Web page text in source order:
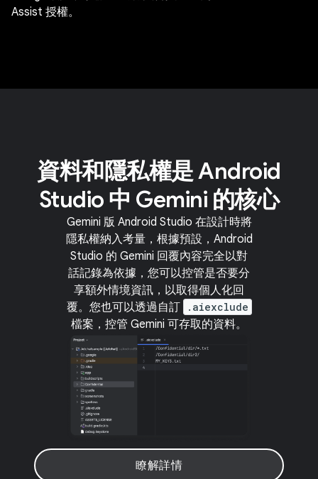
Assist 授權。
資料和隱私權是 Android
Studio 中 Gemini 的核心
Gemini 版 Android Studio 在設計時將
隱私權納入考量，根據預設，Android
Studio 的 Gemini 回覆內容完全以對
話記錄為依據，您可以控管是否要分
享額外情境資訊，以取得個人化回
覆。您也可以透過自訂
.aiexclude
檔案，控管 Gemini 可存取的資料。
瞭解詳情